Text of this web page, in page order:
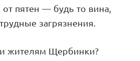
пятен — будь то вина,
загрязнения.
жителям Щербинки?